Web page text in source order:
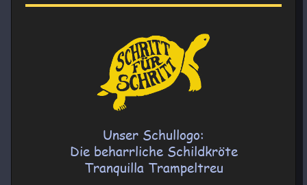
Unser Schullogo:
Die beharrliche Schildkröte
Tranquilla Trampeltreu